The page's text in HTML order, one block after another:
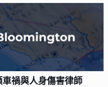
車禍與人身傷害律師